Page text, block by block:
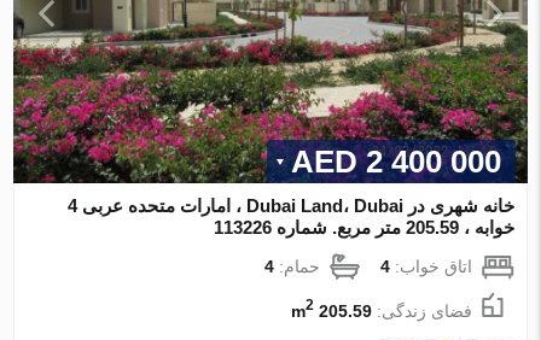
2 400 000 AED
خانه شهری در Dubai Land، Dubai ، امارات متحده عربی 4
خوابه ، 205.59 متر مربع. شماره 113226
اتاق خواب:4 حمام:4
فضای زندگی:205.59 m
2